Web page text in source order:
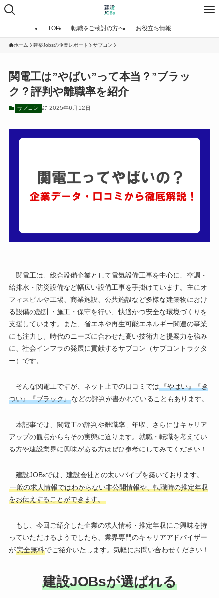
TOP 転職をご検討の方へ お役立ち情報
ホーム 建築Jobsの企業レポート サブコン
関電工は”やばい”って本当？”ブラッ
ク？評判や離職率を紹介
サブコン 2025年6月12日
関電工は、総合設備企業として電気設備工事を中心に、空調・
給排水・防災設備など幅広い設備工事を手掛けています。主にオ
フィスビルや工場、商業施設、公共施設など多様な建築物におけ
る設備の設計・施工・保守を行い、快適かつ安全な環境づくりを
支援しています。また、省エネや再生可能エネルギー関連の事業
にも注力し、時代のニーズに合わせた高い技術力と提案力を強み
に、社会インフラの発展に貢献するサブコン（サブコントラクタ
ー）です。
そんな関電工ですが、ネット上での口コミでは『やばい』『き
つい』『ブラック』などの評判が書かれていることもあります。
本記事では、関電工の評判や離職率、年収、さらにはキャリア
アップの観点からもその実態に迫ります。就職・転職を考えてい
る方や建設業界に興味がある方はぜひ参考にしてみてください！
建設JOBsでは、建設会社との太いパイプを築いております。
一般の求人情報ではわからない非公開情報や、転職時の推定年収
をお伝えすることができます。
もし、今回ご紹介した企業の求人情報・推定年収にご興味を持
っていただけるようでしたら、業界専門のキャリアアドバイザー
が完全無料でご紹介いたします。気軽にお問い合わせください！
建設JOBsが選ばれる